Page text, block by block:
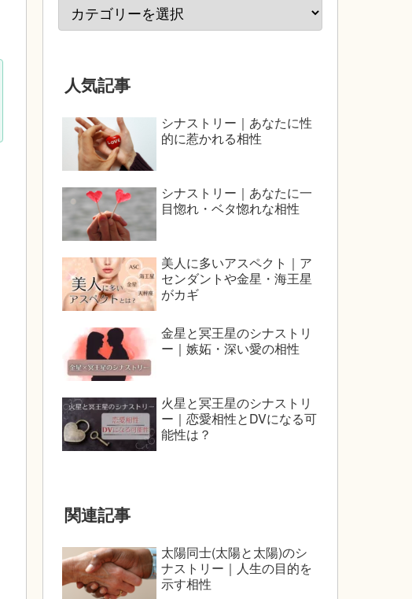
人気記事
シナストリー｜あなたに性
的に惹かれる相性
シナストリー｜あなたに一
目惚れ・ベタ惚れな相性
美人に多いアスペクト｜ア
センダントや金星・海王星
がカギ
金星と冥王星のシナストリ
ー｜嫉妬・深い愛の相性
火星と冥王星のシナストリ
ー｜恋愛相性とDVになる可
能性は？
関連記事
太陽同士(太陽と太陽)のシ
ナストリー｜人生の目的を
示す相性